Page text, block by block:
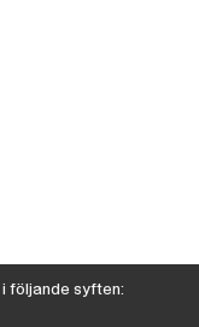
följande syften: